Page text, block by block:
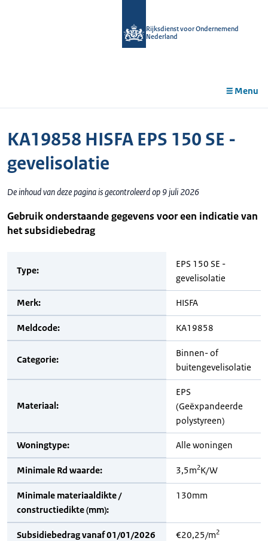
Rijksdienst voor Ondernemend
Nederland
Menu
KA19858 HISFA EPS 150 SE -
gevelisolatie
De inhoud van deze pagina is gecontroleerd op 9 juli 2026
Gebruik onderstaande gegevens voor een indicatie van
het subsidiebedrag
Type:
EPS 150 SE -
gevelisolatie
Merk: HISFA
Meldcode: KA19858
Categorie:
Binnen- of
buitengevelisolatie
Materiaal:
EPS
(Geëxpandeerde
polystyreen)
Woningtype: Alle woningen
Minimale Rd waarde: 3,5m2K/W
Minimale materiaaldikte /
constructiedikte (mm):
130mm
Subsidiebedrag vanaf 01/01/2026
€20,25/m2